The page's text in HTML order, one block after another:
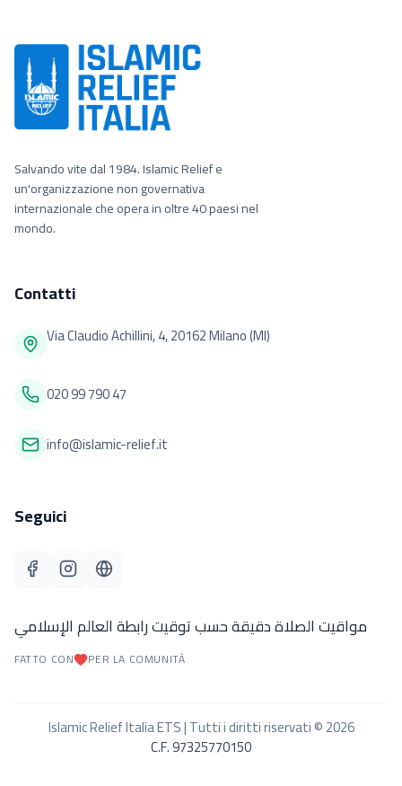
Salvando vite dal 1984. Islamic Relief e
un'organizzazione non governativa
internazionale che opera in oltre 40 paesi nel
mondo.
Contatti
Via Claudio Achillini, 4, 20162 Milano (MI)
020 99 790 47
info@islamic-relief.it
Seguici
مواقيت الصلاة دقيقة حسب توقيت رابطة العالم الإسلامي
FATTO CON PER LA COMUNITÀ
Islamic Relief Italia ETS | Tutti i diritti riservati©2026
C.F. 97325770150